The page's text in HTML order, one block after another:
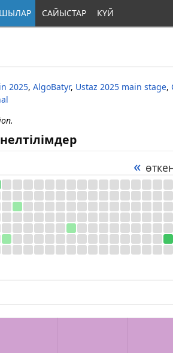
САЙЫСТАР КҮЙ
2025,AlgoBatyr, Ustaz 2025 main stage,
«